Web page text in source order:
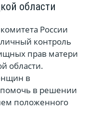
области
России
контроль
прав матери
области.
в
помочь в решении
положенного